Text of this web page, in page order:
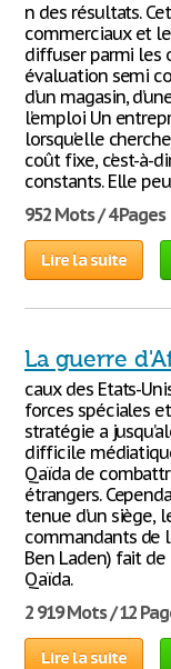
n des résultats.
commerciaux et
diffuser parmi les
évaluation semi
d’un magasin,
l’emploi Un
lorsqu’elle
coût fixe, c’est-à-
constants. Elle
952 Mots / 4 Pages
Lire la suite
La guerre
caux des Etats-
forces spéciales
stratégie a
difficile
Qaïda de
étrangers.
tenue d’un siège,
commandants de
Ben Laden) fait de
Qaïda.
2 919 Mots / 12
Lire la suite